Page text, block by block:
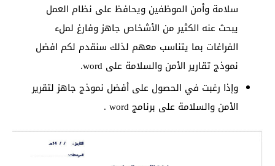
سلامة وأمن الموظفين ويحافظ على نظام العمل
يبحث عنه الكثير من الأشخاص جاهز وفارغ لملء
الفراغات بما يتناسب معهم لذلك سنقدم لكم افضل
نموذج تقارير الأمن والسلامة على word.
وإذا رغبت في الحصول على أفضل نموذج جاهز لتقرير
الأمن والسلامة على برنامج word .